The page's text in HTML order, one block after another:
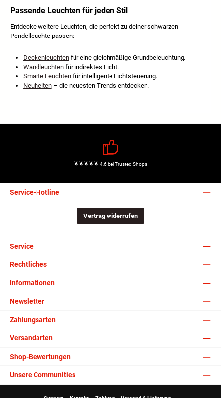
Passende Leuchten für jeden Stil
Entdecke weitere Leuchten, die perfekt zu deiner schwarzen
Pendelleuchte passen:
Deckenleuchtenfür eine gleichmäßige Grundbeleuchtung.
Wandleuchtenfür indirektes Licht.
Smarte Leuchtenfür intelligente Lichtsteuerung.
Neuheiten– die neuesten Trends entdecken.
🌟🌟🌟🌟🌟 4,6 bei Trusted Shops
Service-Hotline
Vertrag widerrufen
Service
Rechtliches
Informationen
Newsletter
Zahlungsarten
Versandarten
Shop-Bewertungen
Unsere Communities